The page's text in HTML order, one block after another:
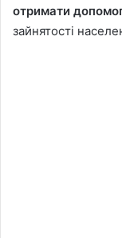
отримати
зайнятості